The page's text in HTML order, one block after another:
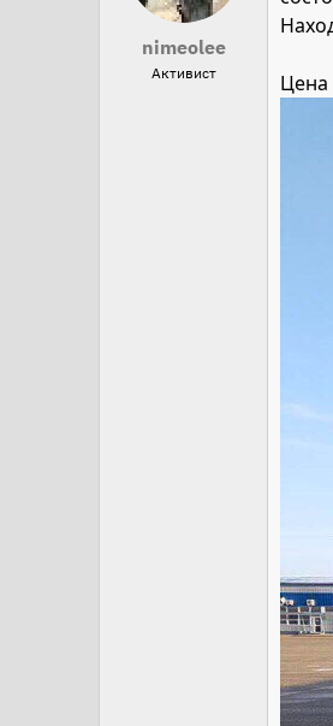
ч
а
л
nimeolee
Активист Цена